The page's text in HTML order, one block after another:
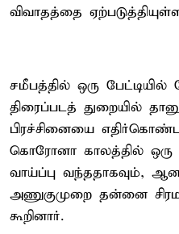
விவாதத்தை
சமீபத்தில் ஒரு பேட்டியில்
திரைப்படத் துறையில்
பிரச்சினையை
கொரோனா காலத்தில் ஒரு
வாய்ப்பு வந்ததாகவும்,
அணுகுமுறை தன்னை
கூறினார்.